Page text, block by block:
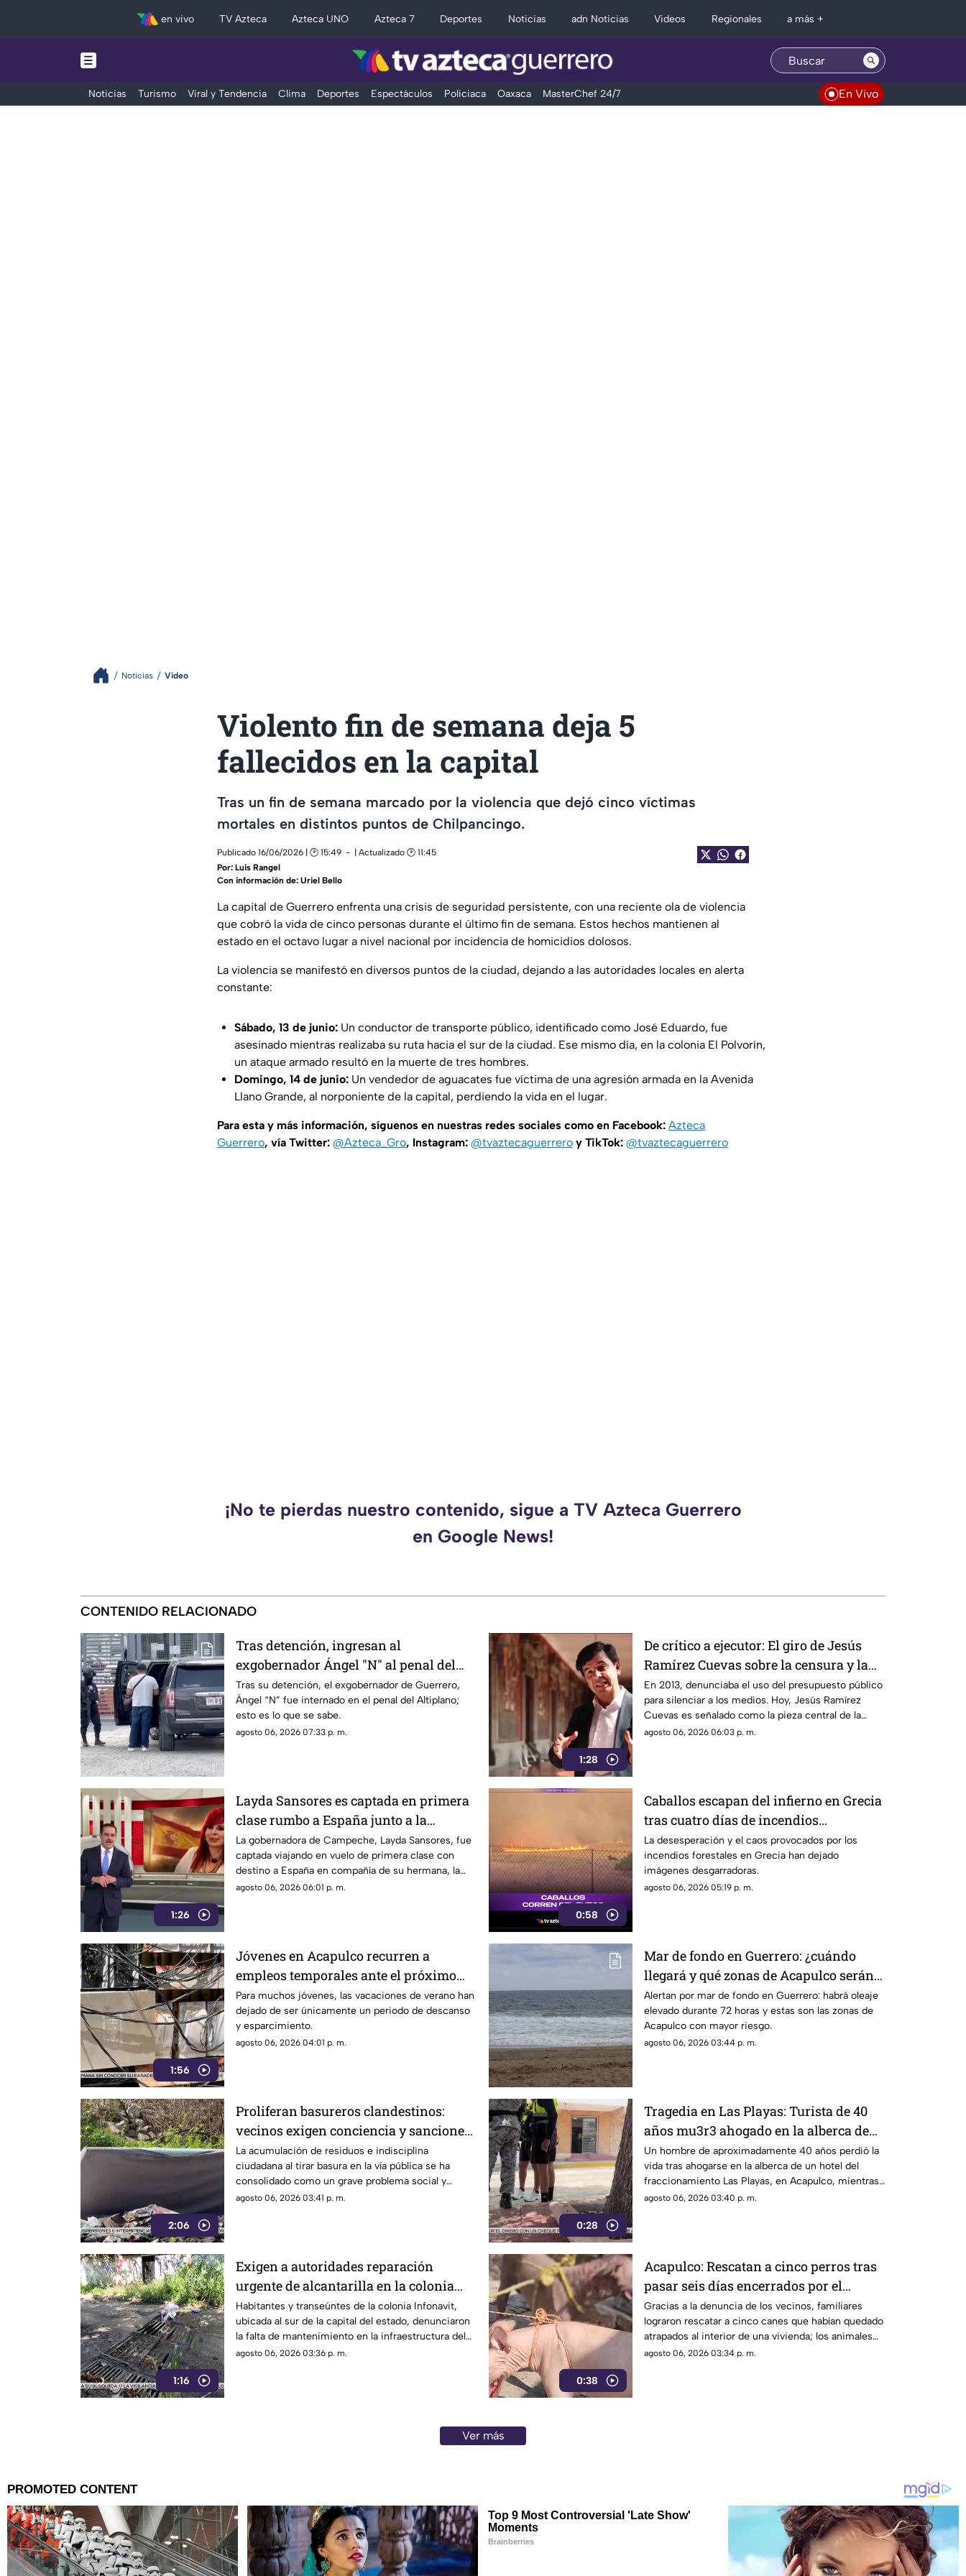
en vivo TV Azteca Azteca UNO Azteca 7 Deportes Noticias adn Noticias Videos Regionales a más +
Noticias Turismo Viral y Tendencia Clima Deportes Espectáculos Policiaca Oaxaca MasterChef 24/7 En Vivo
Noticias Video
Violento fin de semana deja 5
fallecidos en la capital
Tras un fin de semana marcado por la violencia que dejó cinco víctimas
mortales en distintos puntos de Chilpancingo.
Publicado 16/06/2026 | 🕑 15:49
| Actualizado 🕑 11:45
Por: Luis Rangel
Con información de: Uriel Bello
La capital de Guerrero enfrenta una crisis de seguridad persistente, con una reciente ola de violencia
que cobró la vida de cinco personas durante el último fin de semana. Estos hechos mantienen al
estado en el octavo lugar a nivel nacional por incidencia de homicidios dolosos.
La violencia se manifestó en diversos puntos de la ciudad, dejando a las autoridades locales en alerta
constante:
Sábado, 13 de junio: Un conductor de transporte público, identificado como José Eduardo, fue
asesinado mientras realizaba su ruta hacia el sur de la ciudad. Ese mismo día, en la colonia El Polvorín,
un ataque armado resultó en la muerte de tres hombres.
Domingo, 14 de junio: Un vendedor de aguacates fue víctima de una agresión armada en la Avenida
Llano Grande, al norponiente de la capital, perdiendo la vida en el lugar.
Para esta y más información, síguenos en nuestras redes sociales como en Facebook: Azteca
Guerrero, vía Twitter: @Azteca_Gro, Instagram: @tvaztecaguerrero y TikTok: @tvaztecaguerrero
¡No te pierdas nuestro contenido, sigue a TV Azteca Guerrero
en Google News!
CONTENIDO RELACIONADO
Tras detención, ingresan al
exgobernador Ángel "N" al penal del
Altiplano
Tras su detención, el exgobernador de Guerrero,
Ángel “N” fue internado en el penal del Altiplano;
esto es lo que se sabe.
agosto 06, 2026 07:33 p. m.
1:28
De crítico a ejecutor: El giro de Jesús
Ramírez Cuevas sobre la censura y la
publicidad oficial
En 2013, denunciaba el uso del presupuesto público
para silenciar a los medios. Hoy, Jesús Ramírez
Cuevas es señalado como la pieza central de la
estrategia de censura del gobierno. ¿Qué cambió?
agosto 06, 2026 06:03 p. m.
1:26
Layda Sansores es captada en primera
clase rumbo a España junto a la
directora del DIF
La gobernadora de Campeche, Layda Sansores, fue
captada viajando en vuelo de primera clase con
destino a España en compañía de su hermana, la
actual directora del DIF estatal.
agosto 06, 2026 06:01 p. m.
0:58
Caballos escapan del infierno en Grecia
tras cuatro días de incendios
descontrolados
La desesperación y el caos provocados por los
incendios forestales en Grecia han dejado
imágenes desgarradoras.
agosto 06, 2026 05:19 p. m.
1:56
Jóvenes en Acapulco recurren a
empleos temporales ante el próximo
ciclo escolar
Para muchos jóvenes, las vacaciones de verano han
dejado de ser únicamente un periodo de descanso
y esparcimiento.
agosto 06, 2026 04:01 p. m.
Mar de fondo en Guerrero: ¿cuándo
llegará y qué zonas de Acapulco serán
afectadas?
Alertan por mar de fondo en Guerrero: habrá oleaje
elevado durante 72 horas y estas son las zonas de
Acapulco con mayor riesgo.
agosto 06, 2026 03:44 p. m.
2:06
Proliferan basureros clandestinos:
vecinos exigen conciencia y sanciones
más estrictas
La acumulación de residuos e indisciplina
ciudadana al tirar basura en la vía pública se ha
consolidado como un grave problema social y
ambiental en el puerto de Acapulco.
agosto 06, 2026 03:41 p. m.
0:28
Tragedia en Las Playas: Turista de 40
años mu3r3 ahogado en la alberca de
un hotel en Acapulco
Un hombre de aproximadamente 40 años perdió la
vida tras ahogarse en la alberca de un hotel del
fraccionamiento Las Playas, en Acapulco, mientras
vacacionaba con su familia.
agosto 06, 2026 03:40 p. m.
1:16
Exigen a autoridades reparación
urgente de alcantarilla en la colonia
Infonavit de Chilpancingo
Habitantes y transeúntes de la colonia Infonavit,
ubicada al sur de la capital del estado, denunciaron
la falta de mantenimiento en la infraestructura del
drenaje pluvial sobre la calle Circunvalación
agosto 06, 2026 03:36 p. m.
0:38
Acapulco: Rescatan a cinco perros tras
pasar seis días encerrados por el
fallecimiento de su dueño
Gracias a la denuncia de los vecinos, familiares
lograron rescatar a cinco canes que habían quedado
atrapados al interior de una vivienda; los animales
serán trasladados a la Ciudad de México para recibir
agosto 06, 2026 03:34 p. m.
Ver más